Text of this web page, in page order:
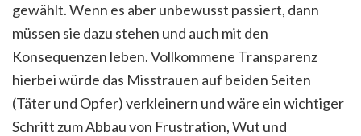
gewählt. Wenn es aber unbewusst passiert, dann
müssen sie dazu stehen und auch mit den
Konsequenzen leben. Vollkommene Transparenz
hierbei würde das Misstrauen auf beiden Seiten
(Täter und Opfer) verkleinern und wäre ein wichtiger
Schritt zum Abbau von Frustration, Wut und